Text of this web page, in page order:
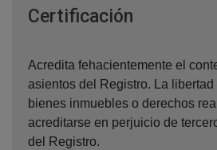
Certificación
Acredita fehacientemente el
asientos del Registro. La
bienes inmuebles o derechos
acreditarse en perjuicio de
del Registro.